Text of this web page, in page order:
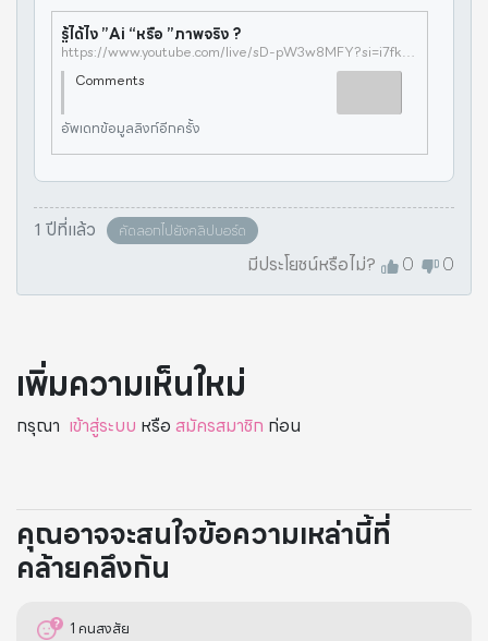
รู้ได้ไง ”Ai “หรือ ”ภาพจริง ?
https://www.youtube.com/live/sD-pW3w8MFY?si=i7fkCL-uETGLrP7g
Comments
อัพเดทข้อมูลลิงก์อีกครั้ง
1 ปีที่แล้ว คัดลอกไปยังคลิปบอร์ด
มีประโยชน์หรือไม่? 0 0
เพิ่มความเห็นใหม่
กรุณา เข้าสู่ระบบ หรือ สมัครสมาชิก ก่อน
คุณอาจจะสนใจข้อความเหล่านี้ที่
คล้ายคลึงกัน
1 คนสงสัย